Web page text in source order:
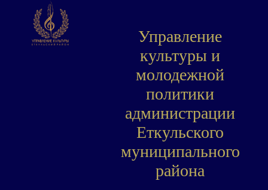
Управление
культуры и
молодежной
политики
администрации
Еткульского
муниципального
района